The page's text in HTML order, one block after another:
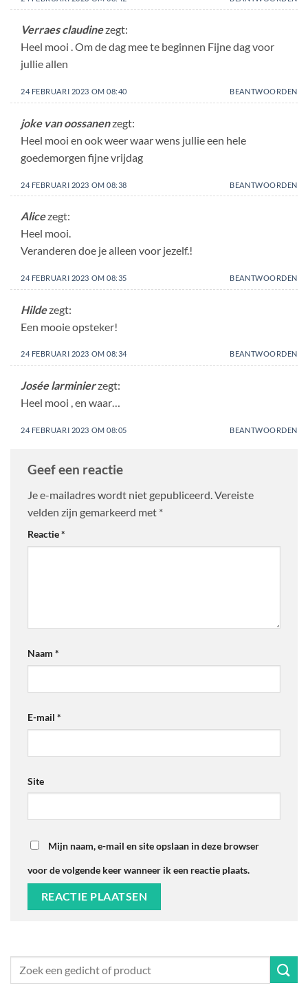
Verraes claudinezegt:
Heel mooi . Om de dag mee te beginnen Fijne dag voor
jullie allen
24 FEBRUARI 2023 OM 08:40 BEANTWOORDEN
joke van oossanenzegt:
Heel mooi en ook weer waar wens jullie een hele
goedemorgen fijne vrijdag
24 FEBRUARI 2023 OM 08:38 BEANTWOORDEN
Alicezegt:
Heel mooi.
Veranderen doe je alleen voor jezelf.!
24 FEBRUARI 2023 OM 08:35 BEANTWOORDEN
Hildezegt:
Een mooie opsteker!
24 FEBRUARI 2023 OM 08:34 BEANTWOORDEN
Josée larminierzegt:
Heel mooi , en waar…
24 FEBRUARI 2023 OM 08:05 BEANTWOORDEN
Geef een reactie
Je e-mailadres wordt niet gepubliceerd.Vereiste
velden zijn gemarkeerd met *
Reactie*
Naam *
E-mail *
Site
Mijn naam, e-mail en site opslaan in deze browser
voor de volgende keer wanneer ik een reactie plaats.